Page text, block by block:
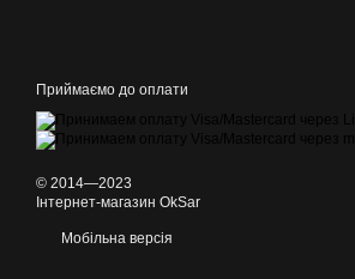
Приймаємо до оплати
© 2014—2023
Інтернет-магазин OkSar
Мобільна версія